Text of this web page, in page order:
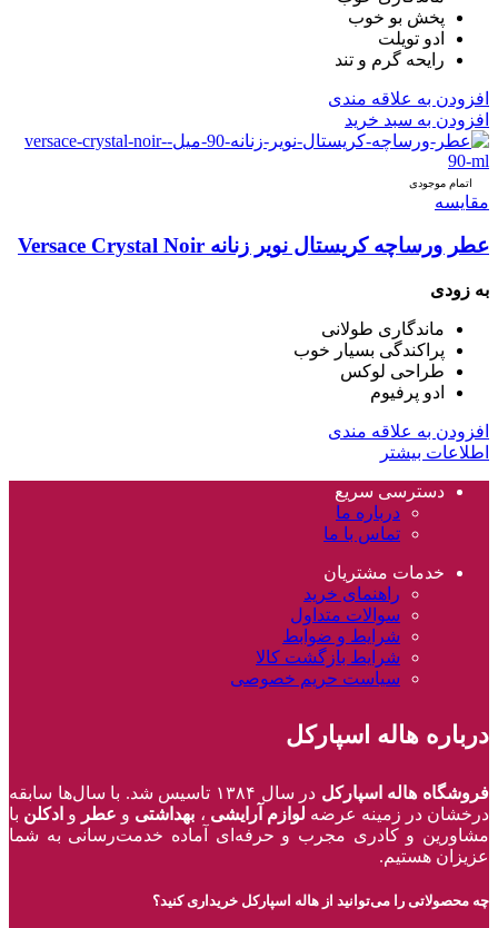
پخش بو خوب
ادو تویلت
رایحه گرم و تند
افزودن به علاقه مندی
افزودن به سبد خرید
اتمام موجودی
مقایسه
عطر ورساچه کریستال نویر زنانه Versace Crystal Noir
به زودی
ماندگاری طولانی
پراکندگی بسیار خوب
طراحی لوکس
ادو پرفیوم
افزودن به علاقه مندی
اطلاعات بیشتر
دسترسی سریع
درباره ما
تماس با ما
خدمات مشتریان
راهنمای خرید
سوالات متداول
شرایط و ضوابط
شرایط بازگشت کالا
سیاست حریم خصوصی
درباره هاله اسپارکل
فروشگاه هاله اسپارکل
در سال ۱۳۸۴ تاسیس شد. با سال‌ها سابقه
درخشان در زمینه عرضه لوازم آرایشی ، بهداشتی و عطر و ادکلن با
مشاورین و کادری مجرب و حرفه‌ای آماده خدمت‌رسانی به شما
عزیزان هستیم.
چه محصولاتی را می‌توانید از هاله اسپارکل خریداری کنید؟